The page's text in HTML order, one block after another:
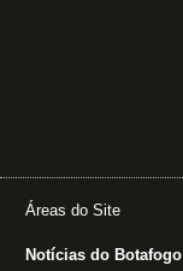
Áreas do Site
Notícias do Botafogo